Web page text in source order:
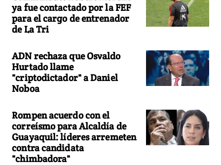
ya fue contactado por la FEF
para el cargo de entrenador
de La Tri
ADN rechaza que Osvaldo
Hurtado llame
"criptodictador" a Daniel
Noboa
Rompen acuerdo con el
correísmo para Alcaldía de
Guayaquil: líderes arremeten
contra candidata
"chimbadora"